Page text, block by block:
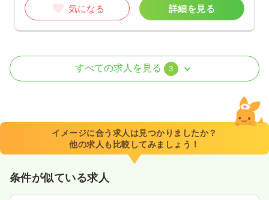
気になる 詳細を見る
訪問看護 正看護師
8:30～17:30（休憩60分）
土日休み
オンコールあり 月給25万円以上可
気になる
すべての求人を見る 3
イメージに合う求人は見つかりましたか？
他の求人も比較してみましょう！
条件が似ている求人